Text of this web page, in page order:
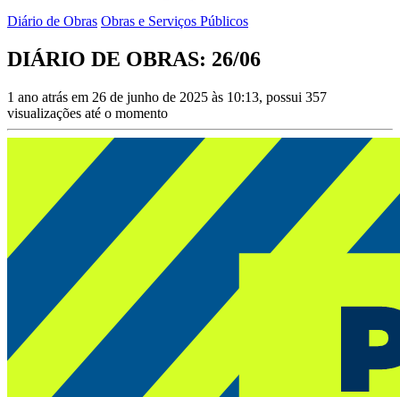
Diário de Obras Obras e Serviços Públicos
DIÁRIO DE OBRAS: 26/06
1 ano atrás em 26 de junho de 2025 às 10:13, possui 357
visualizações até o momento